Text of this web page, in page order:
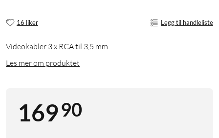
16 liker Legg til handleliste
Videokabler 3 x RCA til 3,5 mm
Les mer om produktet
16990